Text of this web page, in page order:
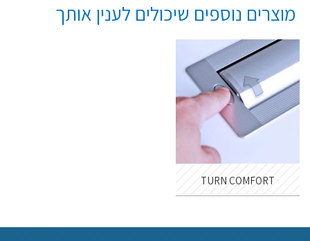
מוצרים נוספים שיכולים לענין אותך
TURN COMFORT